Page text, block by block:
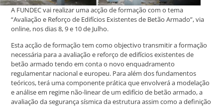
A FUNDEC vai realizar uma acção de formação com o tema
“Avaliação e Reforço de Edifícios Existentes de Betão Armado”, via
online, nos dias 8, 9 e 10 de Julho.
Esta acção de formação tem como objectivo transmitir a formação
necessária para a avaliação e reforço de edifícios existentes de
betão armado tendo em conta o novo enquadramento
regulamentar nacional e europeu. Para além dos fundamentos
teóricos, terá uma componente prática que envolverá a modelação
e análise em regime não-linear de um edifício de betão armado, a
avaliação da segurança sísmica da estrutura assim como a definição